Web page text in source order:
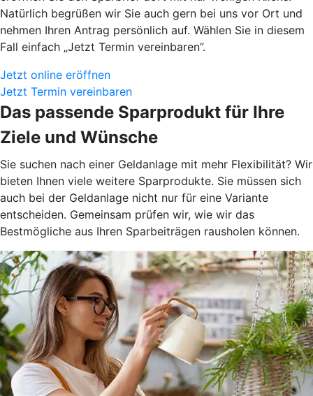
Natürlich begrüßen wir Sie auch gern bei uns vor Ort und
nehmen Ihren Antrag persönlich auf. Wählen Sie in diesem
Fall einfach „Jetzt Termin vereinbaren”.
Jetzt online eröffnen
Jetzt Termin vereinbaren
Das passende Sparprodukt für Ihre
Ziele und Wünsche
Sie suchen nach einer Geldanlage mit mehr Flexibilität? Wir
bieten Ihnen viele weitere Sparprodukte. Sie müssen sich
auch bei der Geldanlage nicht nur für eine Variante
entscheiden. Gemeinsam prüfen wir, wie wir das
Bestmögliche aus Ihren Sparbeiträgen rausholen können.